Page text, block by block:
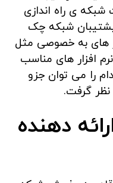
ی راه اندازی
شبکه چک
های به خصوصی مثل
افزار های مناسب
را می توان جزو
نظر گرفت.
دهنده